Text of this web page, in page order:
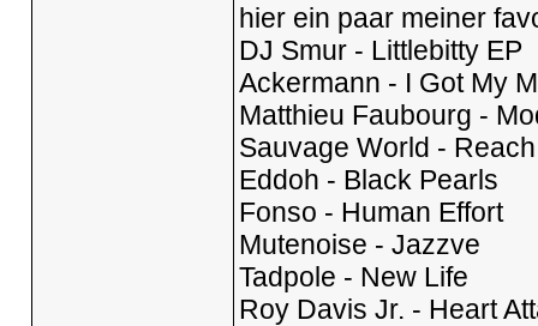
hier ein paar meiner
DJ Smur - Littlebitty EP
Ackermann - I Got My
Matthieu Faubourg -
Sauvage World -
Eddoh - Black Pearls
Fonso - Human Effort
Mutenoise - Jazzve
Tadpole - New Life
Roy Davis Jr. - Heart